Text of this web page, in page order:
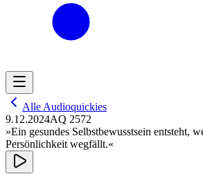
Alle Audioquickies
9.12.2024AQ 2572
»Ein gesundes Selbstbewusstsein entsteht,
Persönlichkeit wegfällt.«